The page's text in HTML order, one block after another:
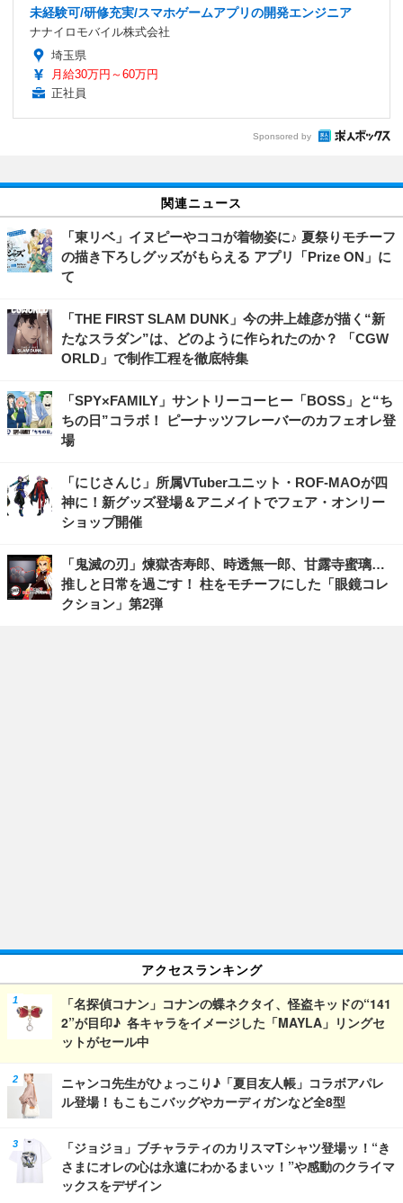
未経験可/研修充実/スマホゲームアプリの開発エンジニア
ナナイロモバイル株式会社
埼玉県
月給30万円～60万円
正社員
Sponsored by
関連ニュース
「東リベ」イヌピーやココが着物姿に♪ 夏祭りモチーフ
の描き下ろしグッズがもらえる アプリ「Prize ON」に
て
「THE FIRST SLAM DUNK」今の井上雄彦が描く“新
たなスラダン”は、どのように作られたのか？ 「CGW
ORLD」で制作工程を徹底特集
「SPY×FAMILY」サントリーコーヒー「BOSS」と“ち
ちの日”コラボ！ ピーナッツフレーバーのカフェオレ登
場
「にじさんじ」所属VTuberユニット・ROF-MAOが四
神に！新グッズ登場＆アニメイトでフェア・オンリー
ショップ開催
「鬼滅の刃」煉獄杏寿郎、時透無一郎、甘露寺蜜璃…
推しと日常を過ごす！ 柱をモチーフにした「眼鏡コレ
クション」第2弾
アクセスランキング
「名探偵コナン」コナンの蝶ネクタイ、怪盗キッドの“141
2”が目印♪ 各キャラをイメージした「MAYLA」リングセ
ットがセール中
ニャンコ先生がひょっこり♪「夏目友人帳」コラボアパレ
ル登場！もこもこバッグやカーディガンなど全8型
「ジョジョ」ブチャラティのカリスマTシャツ登場ッ！“き
さまにオレの心は永遠にわかるまいッ！”や感動のクライマ
ックスをデザイン